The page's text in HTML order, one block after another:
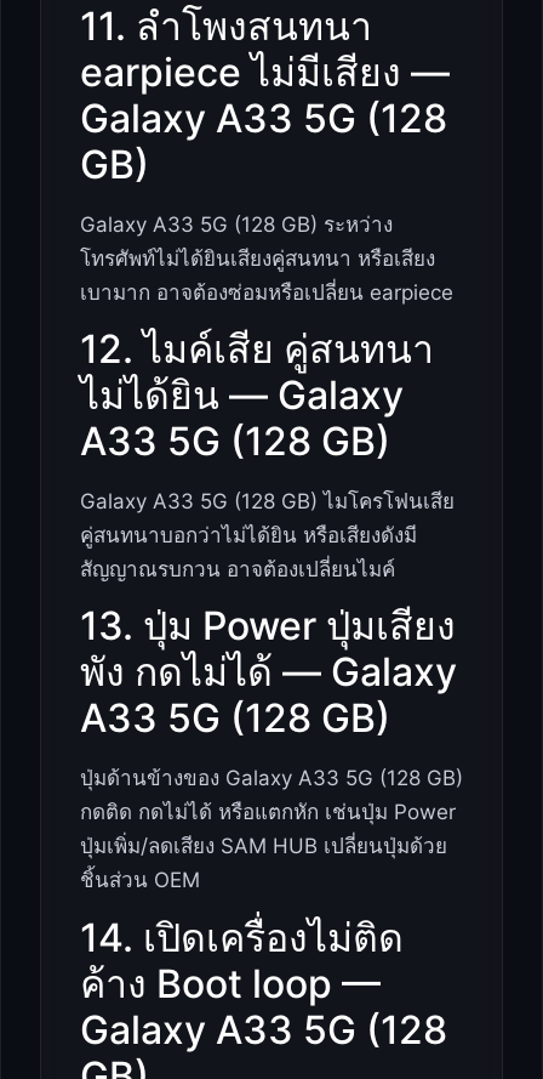
11. ลำโพงสนทนา
earpiece ไม่มีเสียง —
Galaxy A33 5G (128
GB)
Galaxy A33 5G (128 GB) ระหว่าง
โทรศัพท์ไม่ได้ยินเสียงคู่สนทนา หรือเสียง
เบามาก อาจต้องซ่อมหรือเปลี่ยน earpiece
12. ไมค์เสีย คู่สนทนา
ไม่ได้ยิน — Galaxy
A33 5G (128 GB)
Galaxy A33 5G (128 GB) ไมโครโฟนเสีย
คู่สนทนาบอกว่าไม่ได้ยิน หรือเสียงดังมี
สัญญาณรบกวน อาจต้องเปลี่ยนไมค์
13. ปุ่ม Power ปุ่มเสียง
พัง กดไม่ได้ — Galaxy
A33 5G (128 GB)
ปุ่มด้านข้างของ Galaxy A33 5G (128 GB)
กดติด กดไม่ได้ หรือแตกหัก เช่นปุ่ม Power
ปุ่มเพิ่ม/ลดเสียง SAM HUB เปลี่ยนปุ่มด้วย
ชิ้นส่วน OEM
14. เปิดเครื่องไม่ติด
ค้าง Boot loop —
Galaxy A33 5G (128